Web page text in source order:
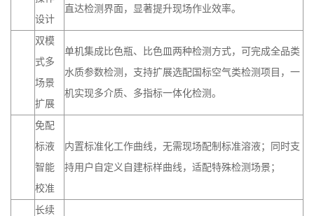
设计
直达检测界面，显著提升现场作业效率。
双模
式多
场景
扩展
单机集成比色瓶、比色皿两种检测方式，可完成全品类
水质参数检测，支持扩展选配国标空气类检测项目，一
机实现多介质、多指标一体化检测。
免配
标液
智能
校准
内置标准化工作曲线，无需现场配制标准溶液；同时支
持用户自定义自建标样曲线，适配特殊检测场景；
长续